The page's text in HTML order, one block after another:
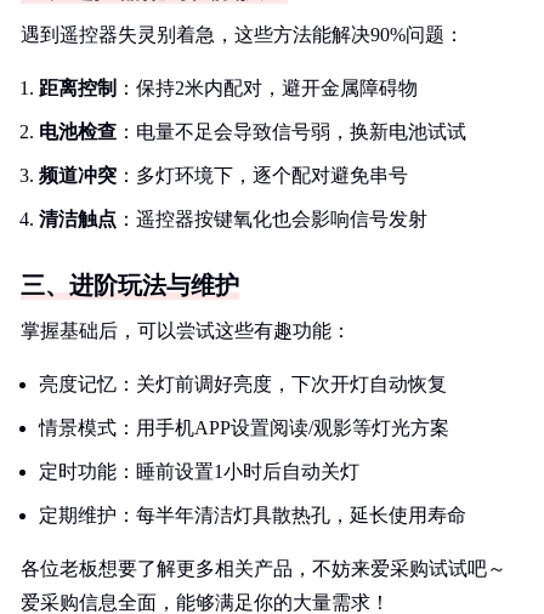
遇到遥控器失灵别着急，这些方法能解决90%问题：
距离控制 ：保持2米内配对，避开金属障碍物
电池检查 ：电量不足会导致信号弱，换新电池试试
频道冲突 ：多灯环境下，逐个配对避免串号
清洁触点 ：遥控器按键氧化也会影响信号发射
三、进阶玩法与维护
掌握基础后，可以尝试这些有趣功能：
亮度记忆：关灯前调好亮度，下次开灯自动恢复
情景模式：用手机APP设置阅读/观影等灯光方案
定时功能：睡前设置1小时后自动关灯
定期维护：每半年清洁灯具散热孔，延长使用寿命
各位老板想要了解更多相关产品，不妨来爱采购试试吧～
爱采购信息全面，能够满足你的大量需求！